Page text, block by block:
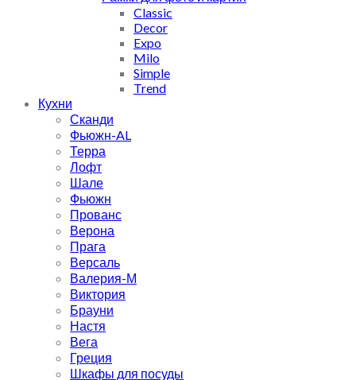
Classic
Decor
Expo
Milo
Simple
Trend
Кухни
Сканди
Фьюжн-AL
Терра
Лофт
Шале
Фьюжн
Прованс
Верона
Прага
Версаль
Валерия-М
Виктория
Брауни
Настя
Вега
Греция
Шкафы для посуды